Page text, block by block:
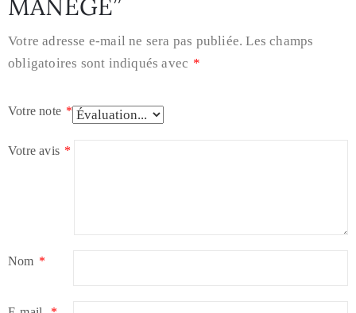
MANÈGE”
Votre adresse e-mail ne sera pas publiée. Les champs
obligatoires sont indiqués avec *
Votre note *
Votre avis *
Nom *